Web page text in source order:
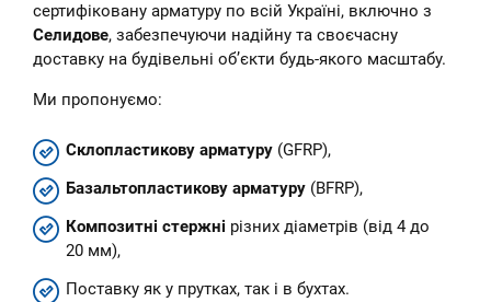
сертифіковану арматуру по всій Україні, включно з
Селидове, забезпечуючи надійну та своєчасну
доставку на будівельні об’єкти будь-якого масштабу.
Ми пропонуємо:
Склопластикову арматуру (GFRP),
Базальтопластикову арматуру (BFRP),
Композитні стержні різних діаметрів (від 4 до
20 мм),
Поставку як у прутках, так і в бухтах.